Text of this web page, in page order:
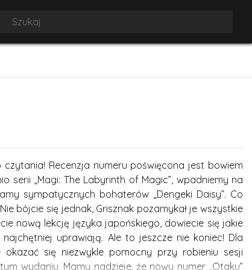
Recenzja numeru poświęcona jest bowiem
serii „Magi: The Labyrinth of Magic”, wpadniemy na
sympatycznych bohaterów „Dengeki Daisy”. Co
bójcie się jednak, Grisznak pozamykał je wszystkie
nową lekcję języka japońskiego, dowiecie się jakie
uprawiają. Ale to jeszcze nie koniec! Dla
się niezwykle pomocny przy robieniu sesji
wydaniu. Mamy nadzieje, że nowy numer „Otaku”